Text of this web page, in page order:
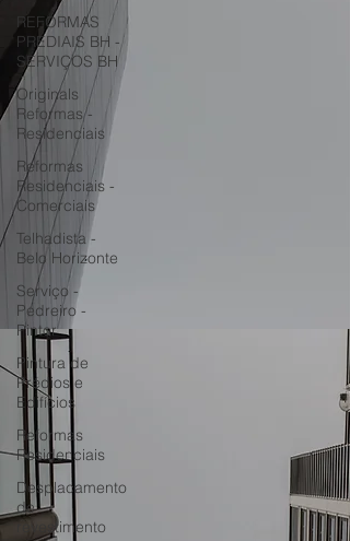
REFORMAS
PREDIAIS BH -
SERVIÇOS BH
Originals
Reformas -
Residenciais
Reformas
Residenciais -
Comerciais
Telhadista -
Belo Horizonte
Serviço -
Pedreiro -
Pintor
Pintura de
Prédios e
Edifícios
Reformas
Residenciais
Desplacamento
de
revestimento